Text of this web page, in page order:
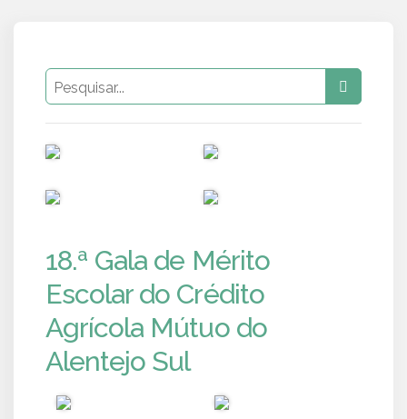
18.ª Gala de Mérito
Escolar do Crédito
Agrícola Mútuo do
Alentejo Sul